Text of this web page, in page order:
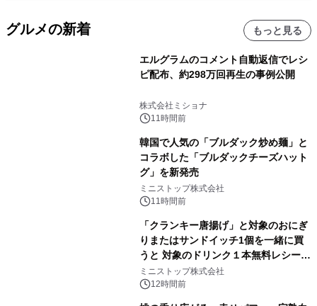
グルメの新着 もっと見る
エルグラムのコメント自動返信でレシ
ピ配布、約298万回再生の事例公開
株式会社ミショナ
11時間前
韓国で人気の「ブルダック炒め麺」と
コラボした「ブルダックチーズハット
グ」を新発売
ミニストップ株式会社
11時間前
「クランキー唐揚げ」と対象のおにぎ
りまたはサンドイッチ1個を一緒に買
うと 対象のドリンク１本無料レシート
クーポンもらえる！※1
ミニストップ株式会社
12時間前